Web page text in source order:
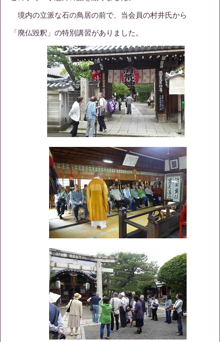
境内の立派な石の鳥居の前で、当会員の村井氏から
「廃仏毀釈」の特別講習がありました。